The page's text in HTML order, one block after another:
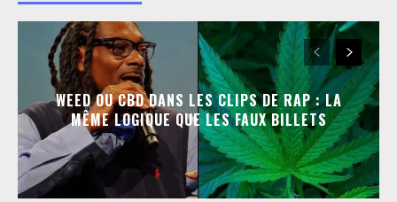
WEED OU CBD DANS LES CLIPS DE RAP : LA
MÊME LOGIQUE QUE LES FAUX BILLETS